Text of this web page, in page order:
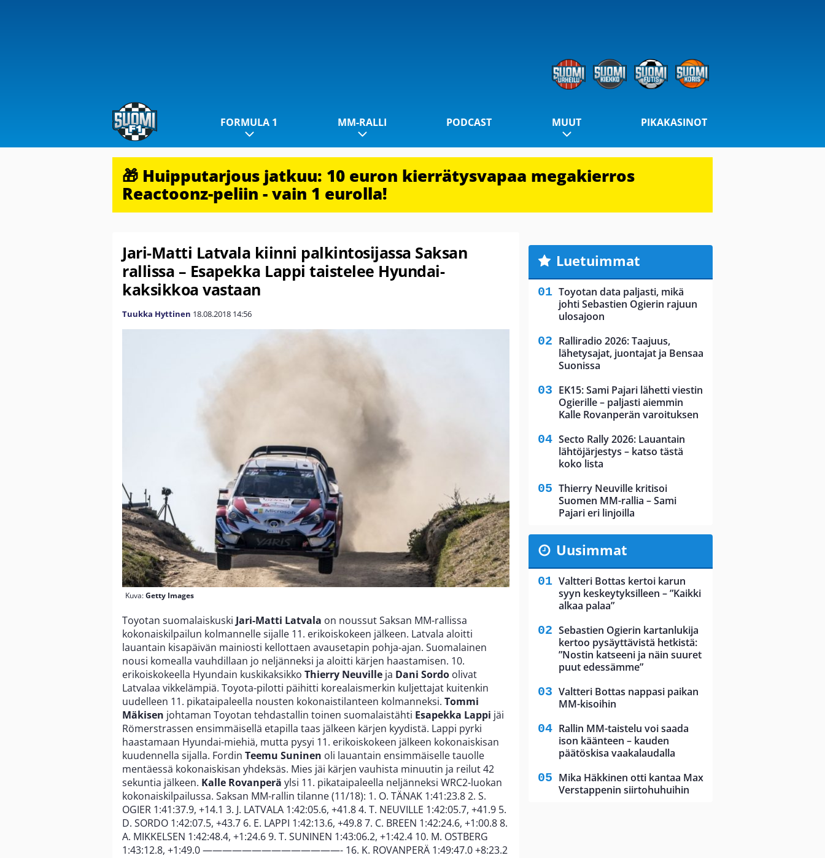
FORMULA 1 MM-RALLI PODCAST MUUT PIKAKASINOT
🎁 Huipputarjous jatkuu: 10 euron kierrätysvapaa megakierros
Reactoonz-peliin - vain 1 eurolla!
Jari-Matti Latvala kiinni palkintosijassa Saksan
rallissa – Esapekka Lappi taistelee Hyundai-
kaksikkoa vastaan
Tuukka Hyttinen 18.08.2018 14:56
Kuva:Getty Images
Toyotan suomalaiskuski Jari-Matti Latvala on noussut Saksan MM-rallissa
kokonaiskilpailun kolmannelle sijalle 11. erikoiskokeen jälkeen. Latvala aloitti
lauantain kisapäivän mainiosti kellottaen avausetapin pohja-ajan. Suomalainen
nousi komealla vauhdillaan jo neljänneksi ja aloitti kärjen haastamisen. 10.
erikoiskokeella Hyundain kuskikaksikko Thierry Neuville ja Dani Sordo olivat
Latvalaa vikkelämpiä. Toyota-pilotti päihitti korealaismerkin kuljettajat kuitenkin
uudelleen 11. pikataipaleella nousten kokonaistilanteen kolmanneksi. Tommi
Mäkisen johtaman Toyotan tehdastallin toinen suomalaistähti Esapekka Lappi jäi
Römerstrassen ensimmäisellä etapilla taas jälkeen kärjen kyydistä. Lappi pyrki
haastamaan Hyundai-miehiä, mutta pysyi 11. erikoiskokeen jälkeen kokonaiskisan
kuudennella sijalla. Fordin Teemu Suninen oli lauantain ensimmäiselle tauolle
mentäessä kokonaiskisan yhdeksäs. Mies jäi kärjen vauhista minuutin ja reilut 42
sekuntia jälkeen. Kalle Rovanperä ylsi 11. pikataipaleella neljänneksi WRC2-luokan
kokonaiskilpailussa. Saksan MM-rallin tilanne (11/18): 1. O. TÄNAK 1:41:23.8 2. S.
OGIER 1:41:37.9, +14.1 3. J. LATVALA 1:42:05.6, +41.8 4. T. NEUVILLE 1:42:05.7, +41.9 5.
D. SORDO 1:42:07.5, +43.7 6. E. LAPPI 1:42:13.6, +49.8 7. C. BREEN 1:42:24.6, +1:00.8 8.
A. MIKKELSEN 1:42:48.4, +1:24.6 9. T. SUNINEN 1:43:06.2, +1:42.4 10. M. OSTBERG
1:43:12.8, +1:49.0 ——————————————- 16. K. ROVANPERÄ 1:49:47.0 +8:23.2
Luetuimmat
Toyotan data paljasti, mikä
johti Sebastien Ogierin rajuun
ulosajoon
Ralliradio 2026: Taajuus,
lähetysajat, juontajat ja Bensaa
Suonissa
EK15: Sami Pajari lähetti viestin
Ogierille – paljasti aiemmin
Kalle Rovanperän varoituksen
Secto Rally 2026: Lauantain
lähtöjärjestys – katso tästä
koko lista
Thierry Neuville kritisoi
Suomen MM-rallia – Sami
Pajari eri linjoilla
Uusimmat
Valtteri Bottas kertoi karun
syyn keskeytyksilleen – ”Kaikki
alkaa palaa”
Sebastien Ogierin kartanlukija
kertoo pysäyttävistä hetkistä:
”Nostin katseeni ja näin suuret
puut edessämme”
Valtteri Bottas nappasi paikan
MM-kisoihin
Rallin MM-taistelu voi saada
ison käänteen – kauden
päätöskisa vaakalaudalla
Mika Häkkinen otti kantaa Max
Verstappenin siirtohuhuihin